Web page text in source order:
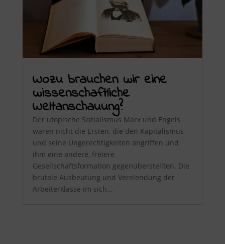
Wozu brauchen wir eine
wissenschaftliche
Weltanschauung?
Der utopische Sozialismus Marx und Engels
waren nicht die Ersten, die den Kapitalismus
und seine Ungerechtigkeiten angriffen und
ihm eine andere, freiere
Gesellschaftsformation gegenüberstellten. Die
brutale Ausbeutung und Verelendung der
Arbeiterklasse im sich...